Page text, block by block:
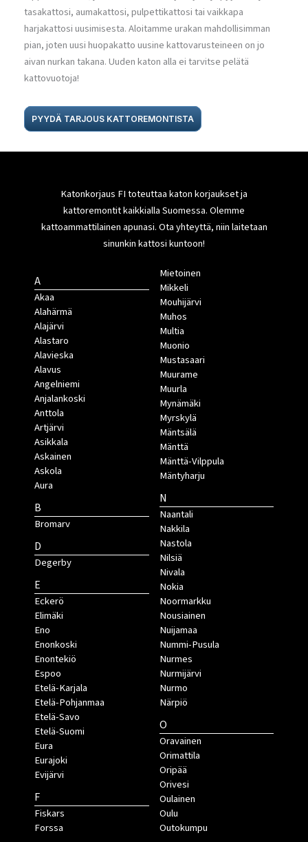
tasakattosi, aumakattosi, pulpettikattosi tai vaikkapa
harjakattosi uusimisesta. Aloitamme urakan mahdollisimman
pian, joten uusi huopakatto uusine kattovarusteineen on jo
aivan nurkan takana. Uuden katon alla ei tarvitse pelätä
kattovuotoja!
PYYDÄ TARJOUS KATTOREMONTISTA
Katonkorjaus FI toteuttaa katon korjaukset ja
kattoremontit kaikkialla Suomessa. Olemme
kattoammattilainen apunasi. Ota yhteyttä, niin laitetaan
sinunkin kattosi kuntoon!
A
Akaa
Alahärmä
Alajärvi
Alastaro
Alavieska
Alavus
Angelniemi
Anjalankoski
Anttola
Artjärvi
Asikkala
Askainen
Askola
Aura
B
Bromarv
D
Degerby
E
Eckerö
Elimäki
Eno
Enonkoski
Enontekiö
Espoo
Etelä-Karjala
Etelä-Pohjanmaa
Etelä-Savo
Etelä-Suomi
Eura
Eurajoki
Evijärvi
F
Fiskars
Forssa
Mietoinen
Mikkeli
Mouhijärvi
Muhos
Multia
Muonio
Mustasaari
Muurame
Muurla
Mynämäki
Myrskylä
Mäntsälä
Mänttä
Mänttä-Vilppula
Mäntyharju
N
Naantali
Nakkila
Nastola
Nilsiä
Nivala
Nokia
Noormarkku
Nousiainen
Nuijamaa
Nummi-Pusula
Nurmes
Nurmijärvi
Nurmo
Närpiö
O
Oravainen
Orimattila
Oripää
Orivesi
Oulainen
Oulu
Outokumpu